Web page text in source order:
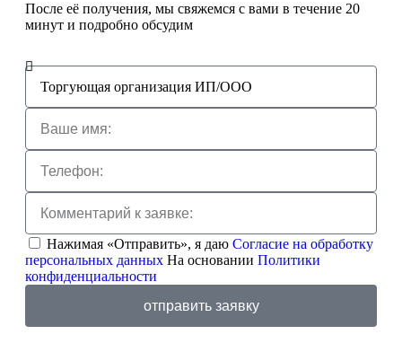
После её получения, мы свяжемся с вами в течение 20
минут и подробно обсудим
Нажимая «Отправить», я даю Согласие на обработку
персональных данных На основании Политики
конфиденциальности
отправить заявку